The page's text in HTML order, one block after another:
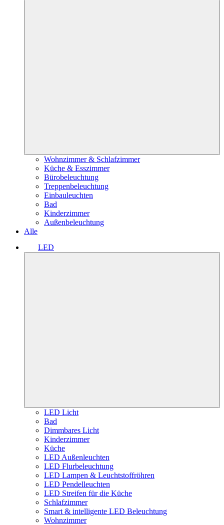
Wohnzimmer & Schlafzimmer
Küche & Esszimmer
Bürobeleuchtung
Treppenbeleuchtung
Einbauleuchten
Bad
Kinderzimmer
Außenbeleuchtung
Alle
LED
LED Licht
Bad
Dimmbares Licht
Kinderzimmer
Küche
LED Außenleuchten
LED Flurbeleuchtung
LED Lampen & Leuchtstoffröhren
LED Pendelleuchten
LED Streifen für die Küche
Schlafzimmer
Smart & intelligente LED Beleuchtung
Wohnzimmer